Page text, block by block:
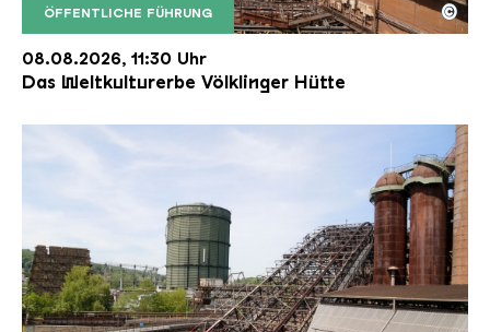
ÖFFENTLICHE FÜHRUNG
Der Erzschrägaufzug der Völklinger Hütte mit
Copyright: Weltkulturerbe Völklinger Hütte | Karl
©
08.08.2026, 11:30 Uhr
Das Weltkulturerbe Völklinger Hütte